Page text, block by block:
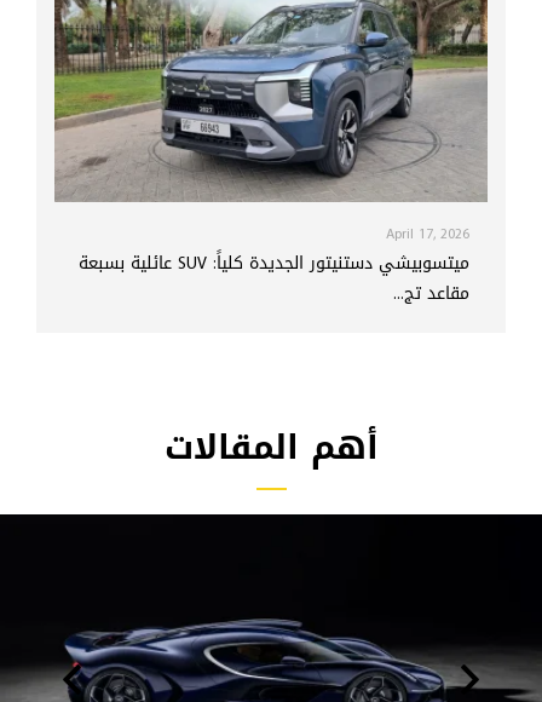
April 17, 2026
ميتسوبيشي دستنيتور الجديدة كلياً: SUV عائلية بسبعة
مقاعد تج...
أهم المقالات